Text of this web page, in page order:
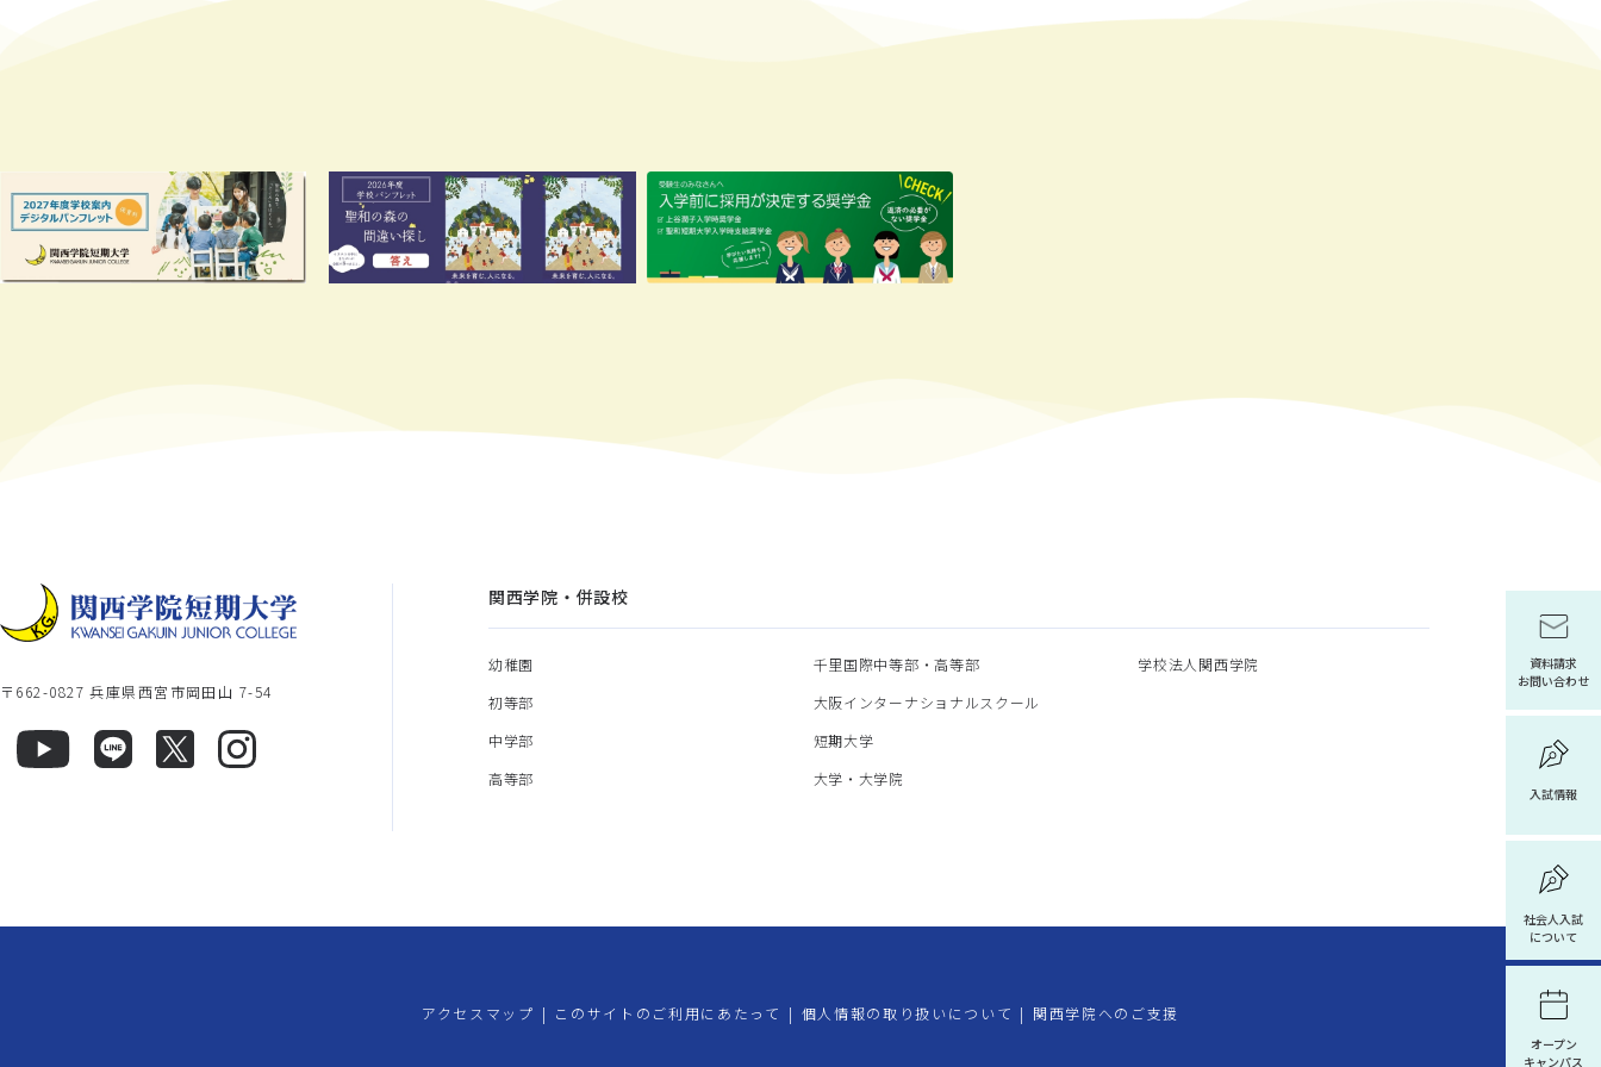
資料請求
お問い合わせ
入試情報
社会人入試
について
オープン
キャンパス
〒662-0827 兵庫県西宮市岡田山 7-54
関西学院・併設校
幼稚園
初等部
中学部
高等部
千里国際中等部・高等部
大阪インターナショナルスクール
短期大学
大学・大学院
学校法人関西学院
アクセスマップ | このサイトのご利用にあたって | 個人情報の取り扱いについて | 関西学院へのご支援